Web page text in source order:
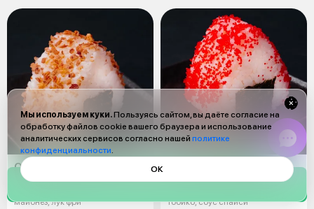
Онигири краб
130 г
майонез, лук фри
тобико, соус спайси
Мы используем куки.Пользуясь сайтом, вы даёте согласие на
обработку файлов cookie вашего браузера и использование
аналитических сервисов согласно нашей политике
конфиденциальности.
ОК